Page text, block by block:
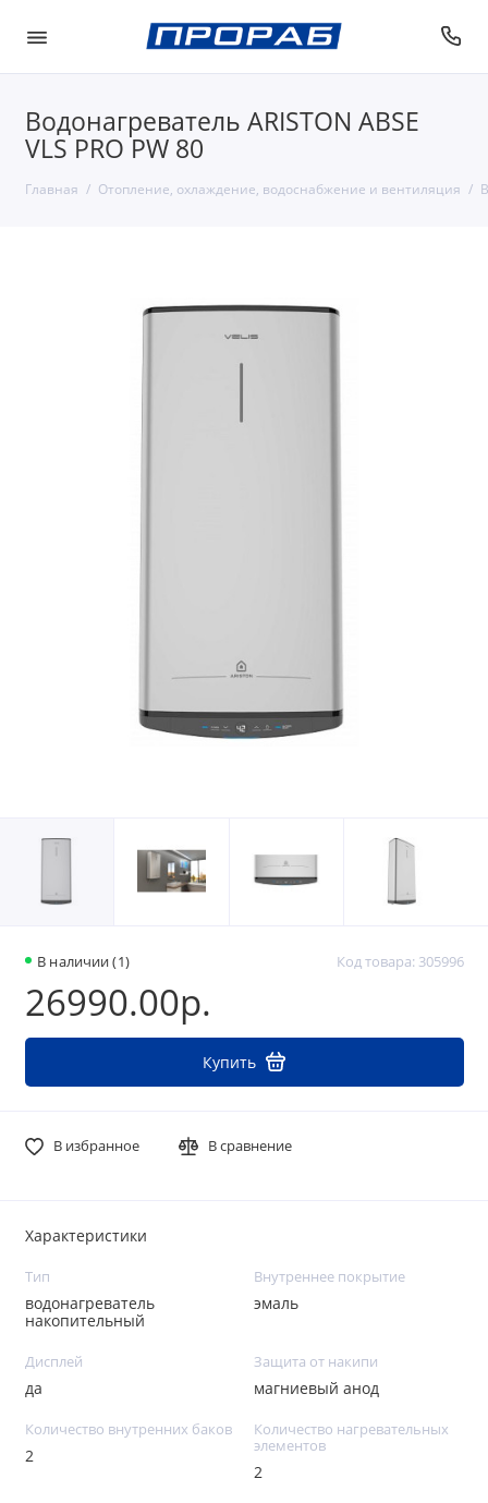
Водонагреватель ARISTON ABSE
VLS PRO PW 80
Главная Отопление, охлаждение, водоснабжение и вентиляция
В наличии (1) Код товара: 305996
26990.00р.
Купить
В избранное В сравнение
Характеристики
Тип
водонагреватель
накопительный
Внутреннее покрытие
эмаль
Дисплей
да
Защита от накипи
магниевый анод
Количество внутренних баков
2
Количество нагревательных
элементов
2